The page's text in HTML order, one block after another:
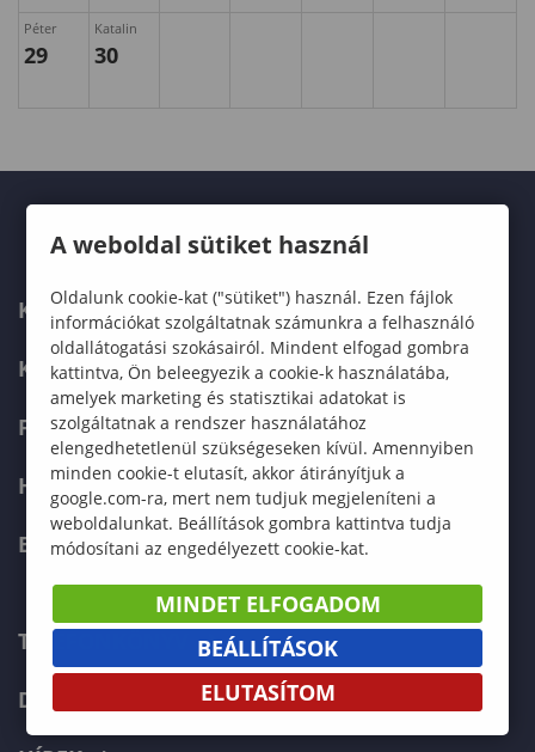
Péter
29
Katalin
30
KARUNK
KÉPZÉSEK
FELVÉTELIZŐKNEK
HALLGATÓKNAK
ERASMUS+
TELEFONKÖNYV
DOKUMENTUMOK
A weboldal sütiket használ
Oldalunk cookie-kat ("sütiket") használ. Ezen fájlok
információkat szolgáltatnak számunkra a felhasználó
oldallátogatási szokásairól. Mindent elfogad gombra
kattintva, Ön beleegyezik a cookie-k használatába,
amelyek marketing és statisztikai adatokat is
szolgáltatnak a rendszer használatához
elengedhetetlenül szükségeseken kívül. Amennyiben
minden cookie-t elutasít, akkor átirányítjuk a
google.com-ra, mert nem tudjuk megjeleníteni a
weboldalunkat. Beállítások gombra kattintva tudja
módosítani az engedélyezett cookie-kat.
MINDET ELFOGADOM
BEÁLLÍTÁSOK
ELUTASÍTOM